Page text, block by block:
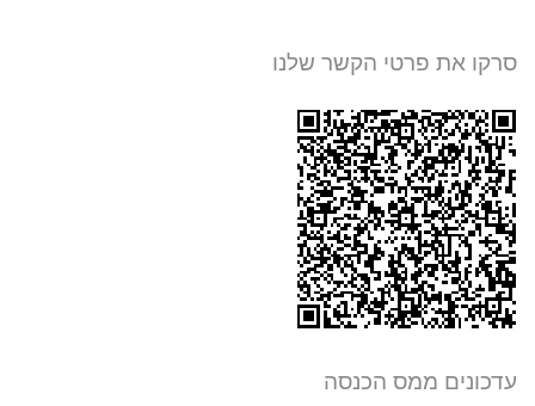
סרקו את פרטי הקשר שלנו
עדכונים ממס הכנסה